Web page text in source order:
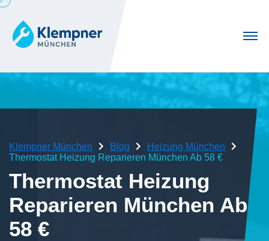
Klempner München Blog
Heizung München
Thermostat Heizung Reparieren München Ab 58 €
Thermostat Heizung
Reparieren München Ab
58 €